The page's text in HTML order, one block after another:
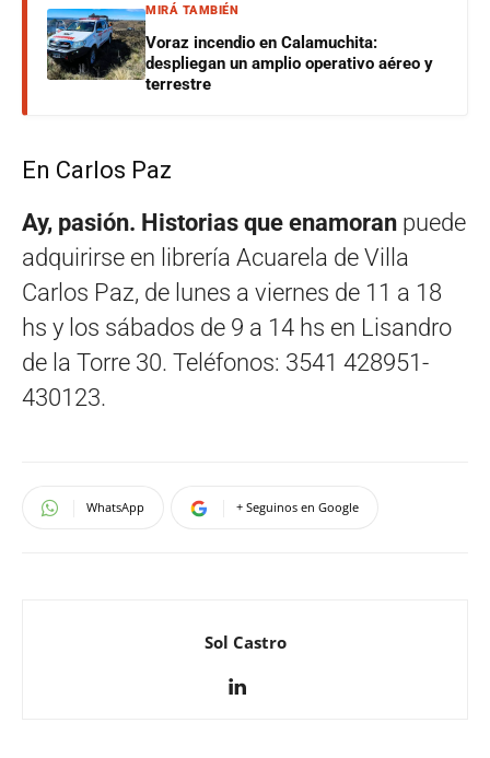
MIRÁ TAMBIÉN
Voraz incendio en Calamuchita:
despliegan un amplio operativo aéreo y
terrestre
En Carlos Paz
Ay, pasión. Historias que enamoran puede
adquirirse en librería Acuarela de Villa
Carlos Paz, de lunes a viernes de 11 a 18
hs y los sábados de 9 a 14 hs en Lisandro
de la Torre 30. Teléfonos: 3541 428951-
430123.
WhatsApp + Seguinos en Google
Sol Castro